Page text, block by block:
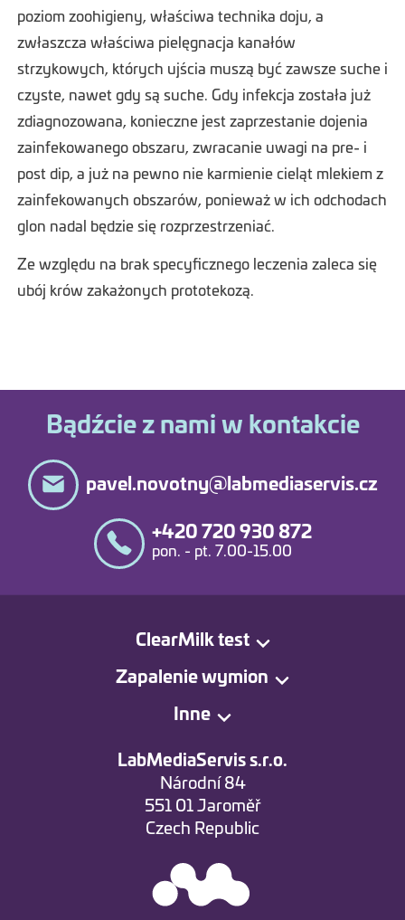
poziom zoohigieny, właściwa technika doju, a
zwłaszcza właściwa pielęgnacja kanałów
strzykowych, których ujścia muszą być zawsze suche i
czyste, nawet gdy są suche. Gdy infekcja została już
zdiagnozowana, konieczne jest zaprzestanie dojenia
zainfekowanego obszaru, zwracanie uwagi na pre- i
post dip, a już na pewno nie karmienie cieląt mlekiem z
zainfekowanych obszarów, ponieważ w ich odchodach
glon nadal będzie się rozprzestrzeniać.
Ze względu na brak specyficznego leczenia zaleca się
ubój krów zakażonych prototekozą.
Bądźcie z nami w kontakcie
pavel.novotny@labmediaservis.cz
+420 720 930 872
pon. - pt. 7.00-15.00
ClearMilk test
Zapalenie wymion
Inne
LabMediaServis s.r.o.
Národní 84
551 01 Jaroměř
Czech Republic